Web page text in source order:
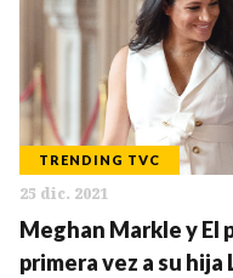
TRENDING TVC
25 dic. 2021
Meghan Markle y El
primera vez a su